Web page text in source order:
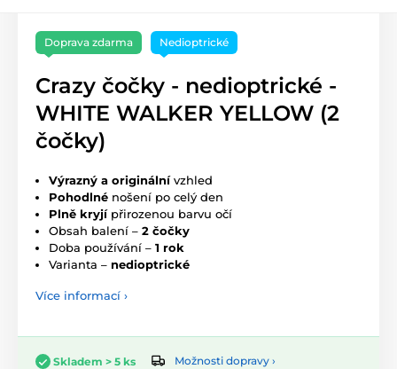
Doprava zdarma Nedioptrické
Crazy čočky - nedioptrické -
WHITE WALKER YELLOW (2
čočky)
Výrazný a originálnívzhled
Pohodlné nošení po celý den
Plně kryjípřirozenou barvu očí
Obsah balení – 2 čočky
Doba používání – 1 rok
Varianta – nedioptrické
Více informací ›
Skladem > 5 ks
Možnosti dopravy ›